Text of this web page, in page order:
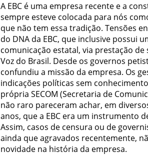
A EBC é uma empresa recente e a
sempre esteve colocada para nós
que não tem essa tradição. Tensões
do DNA da EBC, que inclusive possui
comunicação estatal, via prestação
Voz do Brasil. Desde os governos
confundiu a missão da empresa. Os
indicações políticas sem
própria SECOM (Secretaria de
não raro pareceram achar, em
anos, que a EBC era um instrumento
Assim, casos de censura ou de
ainda que agravados recentemente,
novidade na história da empresa.